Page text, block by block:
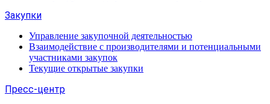
Закупки
Управление закупочной деятельностью
Взаимодействие с производителями и потенциальными
участниками закупок
Текущие открытые закупки
Пресс-центр